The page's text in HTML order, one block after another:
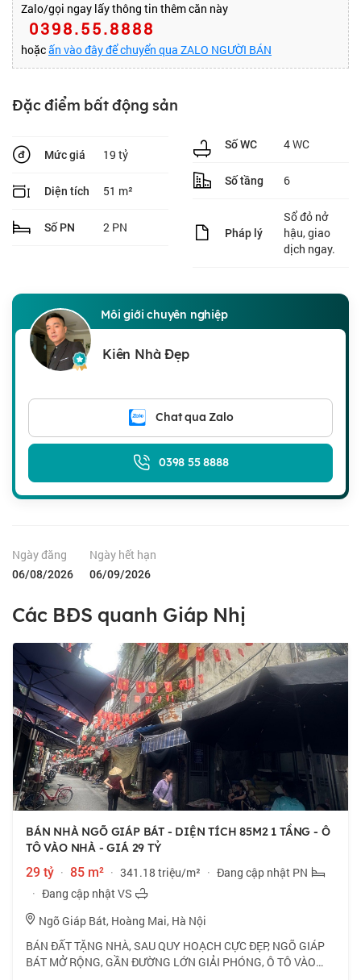
Zalo/gọi ngay lấy thông tin thêm căn này
0398.55.8888
hoặcấn vào đây để chuyển qua ZALO NGƯỜI BÁN
Đặc điểm bất động sản
Mức giá 19 tỷ
Diện tích 51 m²
Số PN 2 PN
Số WC 4 WC
Số tầng 6
Pháp lý
Sổ đỏ nở
hậu, giao
dịch ngay.
Môi giới chuyên nghiệp
Kiên Nhà Đẹp
Chat qua Zalo
0398 55 8888
Ngày đăng
06/08/2026
Ngày hết hạn
06/09/2026
Các BĐS quanh Giáp Nhị
BÁN NHÀ NGÕ GIÁP BÁT - DIỆN TÍCH 85M2 1 TẦNG - Ô
TÔ VÀO NHÀ - GIÁ 29 TỶ
29 tỷ · 85 m² · 341.18 triệu/m² · Đang cập nhật PN
· Đang cập nhật VS
Ngõ Giáp Bát, Hoàng Mai, Hà Nội
BÁN ĐẤT TẶNG NHÀ, SAU QUY HOẠCH CỰC ĐẸP, NGÕ GIÁP
BÁT MỞ RỘNG, GẦN ĐƯỜNG LỚN GIẢI PHÓNG, Ô TÔ VÀO